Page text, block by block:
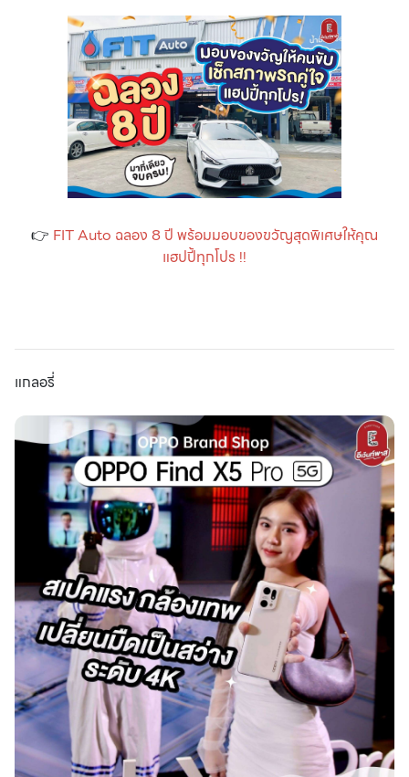
👉 FIT Auto ฉลอง 8 ปี พร้อมมอบของขวัญสุดพิเศษให้คุณ
แฮปปี้ทุกโปร !!
แกลอรี่